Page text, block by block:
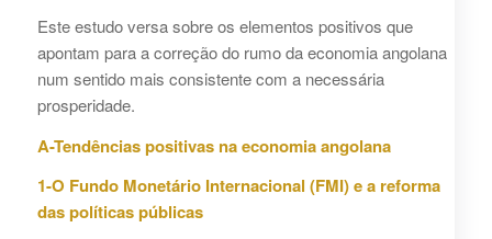
Este estudo versa sobre os elementos positivos que
apontam para a correção do rumo da economia angolana
num sentido mais consistente com a necessária
prosperidade.
A-Tendências positivas na economia angolana
1-O Fundo Monetário Internacional (FMI) e a reforma
das políticas públicas